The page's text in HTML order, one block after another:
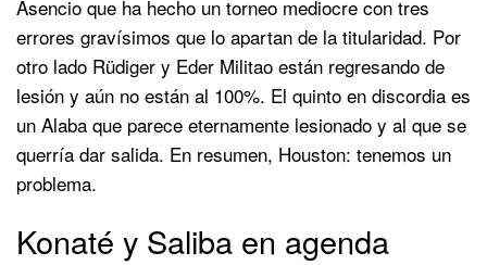
Asencio que ha hecho un torneo mediocre con tres
errores gravísimos que lo apartan de la titularidad. Por
otro lado Rüdiger y Eder Militao están regresando de
lesión y aún no están al 100%. El quinto en discordia es
un Alaba que parece eternamente lesionado y al que se
querría dar salida. En resumen, Houston: tenemos un
problema.
Konaté y Saliba en agenda